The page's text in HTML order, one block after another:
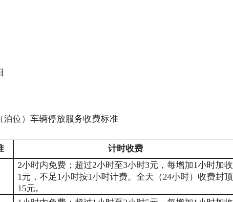
（泊位 ） 车辆停放服务收费标准
计时收费
2小时内免费；超过2小时至3小时3元，每增加1小时加收
1元，不足 1小时按1小时计费。全天（24小时）收费封顶
15元。